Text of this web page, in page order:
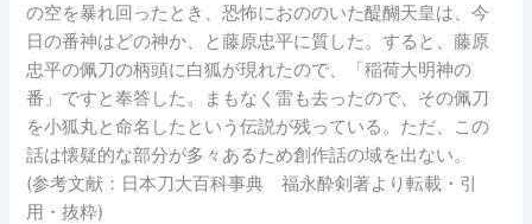
の空を暴れ回ったとき、恐怖におののいた醍醐天皇は、今
日の番神はどの神か、と藤原忠平に質した。すると、藤原
忠平の佩刀の柄頭に白狐が現れたので、「稲荷大明神の
番」ですと奉答した。まもなく雷も去ったので、その佩刀
を小狐丸と命名したという伝説が残っている。ただ、この
話は懐疑的な部分が多々あるため創作話の域を出ない。
(参考文献：日本刀大百科事典 福永酔剣著より転載・引
用・抜粋)